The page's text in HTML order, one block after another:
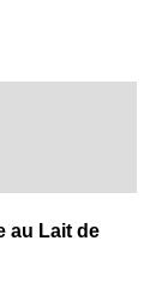
au Lait de